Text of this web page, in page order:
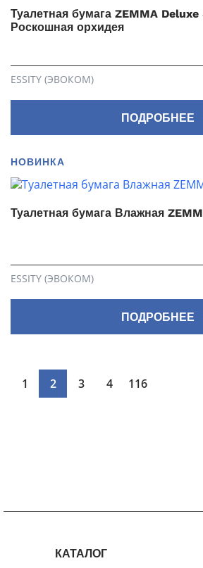
Туалетная бумага ZEMMA
Роскошная орхидея
ESSITY (ЭВОКОМ)
ПОДРОБНЕЕ
НОВИНКА
Туалетная бумага Влажная
ESSITY (ЭВОКОМ)
ПОДРОБНЕЕ
1 2 3 4 116
КАТАЛОГ